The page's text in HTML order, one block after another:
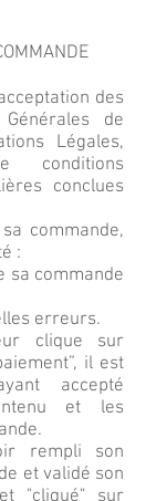
des
de
Légales,
conditions
conclues
commande,
:
sa commande
erreurs.
clique sur
il est
accepté
et les
rempli son
et validé son
"cliqué" sur